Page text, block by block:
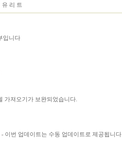
유 리 트
입니다
가져오기가 보완되었습니다.
- 이번 업데이트는 수동 업데이트로 제공됩니다